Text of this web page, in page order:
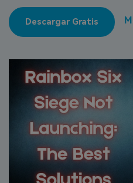
Recoverit Gratis
Recupera datos
Otros Productos
VER TODAS LAS
Temas Destacados
search
Descargar Gratis